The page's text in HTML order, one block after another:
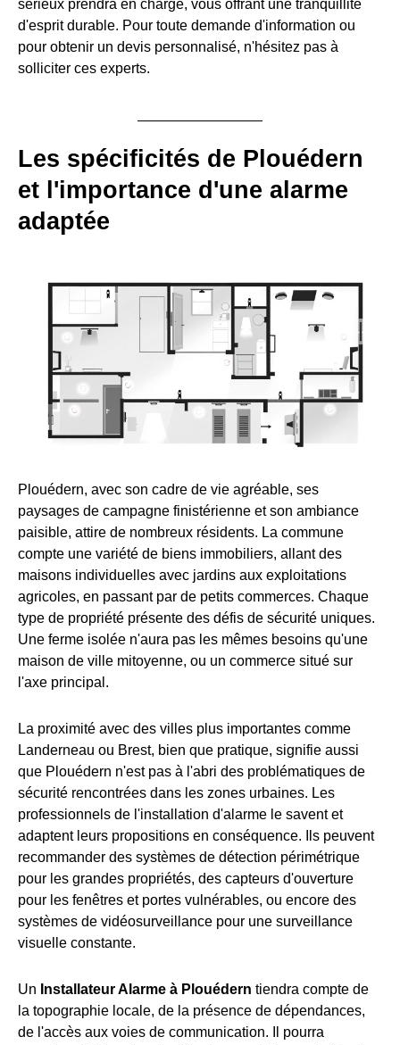
sérieux prendra en charge, vous offrant une tranquillité
d'esprit durable. Pour toute demande d'information ou
pour obtenir un devis personnalisé, n'hésitez pas à
solliciter ces experts.
Les spécificités de Plouédern
et l'importance d'une alarme
adaptée
Plouédern, avec son cadre de vie agréable, ses
paysages de campagne finistérienne et son ambiance
paisible, attire de nombreux résidents. La commune
compte une variété de biens immobiliers, allant des
maisons individuelles avec jardins aux exploitations
agricoles, en passant par de petits commerces. Chaque
type de propriété présente des défis de sécurité uniques.
Une ferme isolée n'aura pas les mêmes besoins qu'une
maison de ville mitoyenne, ou un commerce situé sur
l'axe principal.
La proximité avec des villes plus importantes comme
Landerneau ou Brest, bien que pratique, signifie aussi
que Plouédern n'est pas à l'abri des problématiques de
sécurité rencontrées dans les zones urbaines. Les
professionnels de l'installation d'alarme le savent et
adaptent leurs propositions en conséquence. Ils peuvent
recommander des systèmes de détection périmétrique
pour les grandes propriétés, des capteurs d'ouverture
pour les fenêtres et portes vulnérables, ou encore des
systèmes de vidéosurveillance pour une surveillance
visuelle constante.
Un Installateur Alarme à Plouédern tiendra compte de
la topographie locale, de la présence de dépendances,
de l'accès aux voies de communication. Il pourra